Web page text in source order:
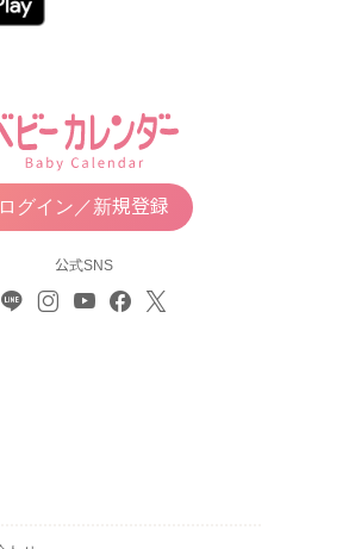
ログイン／新規登録
公式SNS